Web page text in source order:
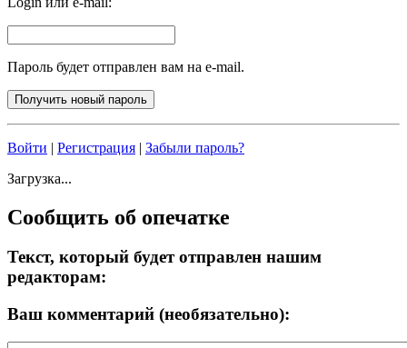
Пароль будет отправлен вам на e-mail.
Войти | Регистрация | Забыли пароль?
Загрузка...
Сообщить об опечатке
Текст, который будет отправлен нашим
редакторам:
Ваш комментарий (необязательно):